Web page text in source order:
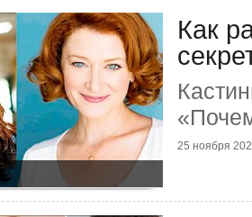
Как
25 ноября